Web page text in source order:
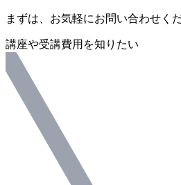
まずは、お気軽にお問い合わせく
講座や受講費用を知りたい